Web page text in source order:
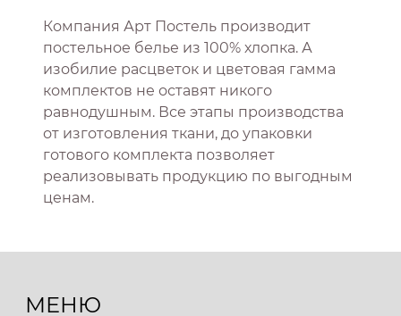
Компания Арт Постель производит
постельное белье из 100% хлопка. А
изобилие расцветок и цветовая гамма
комплектов не оставят никого
равнодушным. Все этапы производства
от изготовления ткани, до упаковки
готового комплекта позволяет
реализовывать продукцию по выгодным
ценам.
МЕНЮ